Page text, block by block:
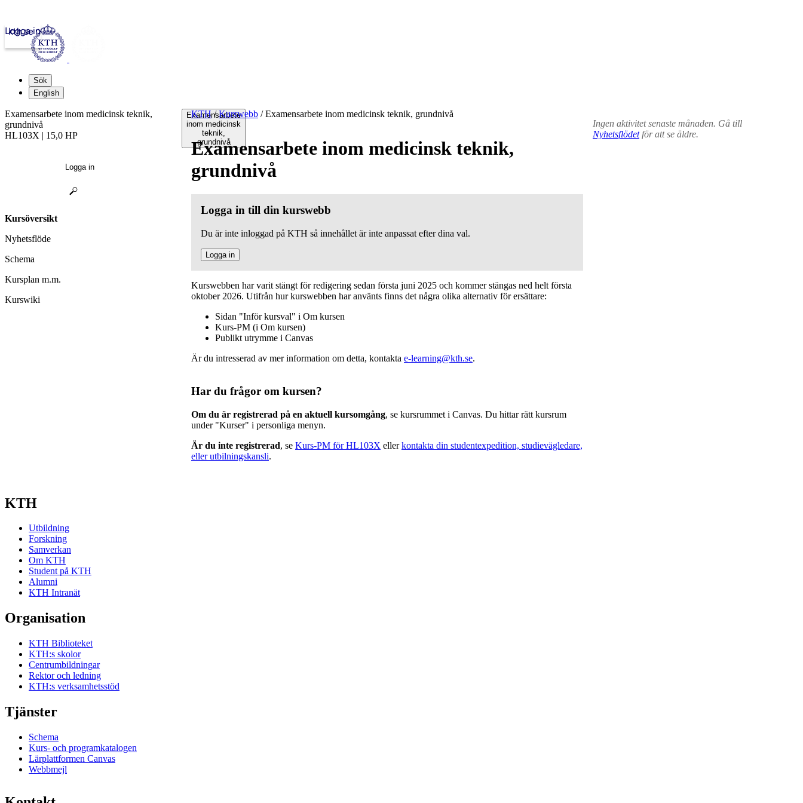
kth.se
Logga in
Sök
English
Examensarbete
inom medicinsk
teknik,
grundnivå
KTH / Kurswebb /Examensarbete inom medicinsk teknik, grundnivå
Examensarbete inom medicinsk teknik,
grundnivå
Logga in till din kurswebb
Du är inte inloggad på KTH så innehållet är inte anpassat efter dina val.
Logga in
Kurswebben har varit stängt för redigering sedan första juni 2025 och kommer stängas ned helt första
oktober 2026. Utifrån hur kurswebben har använts finns det några olika alternativ för ersättare:
Sidan "Inför kursval" i Om kursen
Kurs-PM (i Om kursen)
Publikt utrymme i Canvas
Är du intresserad av mer information om detta, kontakta e-learning@kth.se.
Har du frågor om kursen?
Om du är registrerad på en aktuell kursomgång, se kursrummet i Canvas. Du hittar rätt kursrum
under "Kurser" i personliga menyn.
Är du inte registrerad, se Kurs-PM för HL103X ellerkontakta din studentexpedition, studievägledare,
eller utbilningskansli.
Ingen aktivitet senaste månaden. Gå till
Nyhetsflödetför att se äldre.
Examensarbete inom medicinsk teknik,
grundnivå
HL103X | 15,0 HP
Logga in
Kursöversikt
Nyhetsflöde
Schema
Kursplan m.m.
Kurswiki
KTH
Utbildning
Forskning
Samverkan
Om KTH
Student på KTH
Alumni
KTH Intranät
Organisation
KTH Biblioteket
KTH:s skolor
Centrumbildningar
Rektor och ledning
KTH:s verksamhetsstöd
Tjänster
Schema
Kurs- och programkatalogen
Lärplattformen Canvas
Webbmejl